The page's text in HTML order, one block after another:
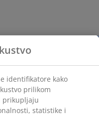
identifikatore kako
prilikom
prikupljaju
statistike i